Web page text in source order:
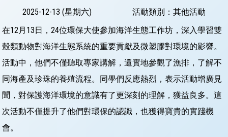
2025-12-13 (星期六)
活動類別：其他活動
在12月13日，24位環保大使參加海洋生態工作坊，深入學習雙
殼類動物對海洋生態系統的重要貢獻及微塑膠對環境的影響。
活動中，他們不僅聽取專家講解，還實地參觀了漁排，了解不
同海產及珍珠的養殖流程。同學們反應熱烈，表示活動增廣見
聞，對保護海洋環境的意識有了更深刻的理解，獲益良多。這
次活動不僅提升了他們對環保的認識，也獲得寶貴的實踐機
會。